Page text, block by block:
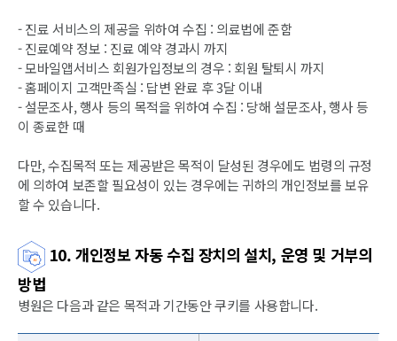
- 진료 서비스의 제공을 위하여 수집 : 의료법에 준함
- 진료예약 정보 : 진료 예약 경과시 까지
- 모바일앱서비스 회원가입정보의 경우 : 회원 탈퇴시 까지
- 홈페이지 고객만족실 : 답변 완료 후 3달 이내
- 설문조사, 행사 등의 목적을 위하여 수집 : 당해 설문조사, 행사 등
이 종료한 때
다만, 수집목적 또는 제공받은 목적이 달성된 경우에도 법령의 규정
에 의하여 보존할 필요성이 있는 경우에는 귀하의 개인정보를 보유
할 수 있습니다.
10. 개인정보 자동 수집 장치의 설치, 운영 및 거부의
방법
병원은 다음과 같은 목적과 기간동안 쿠키를 사용합니다.